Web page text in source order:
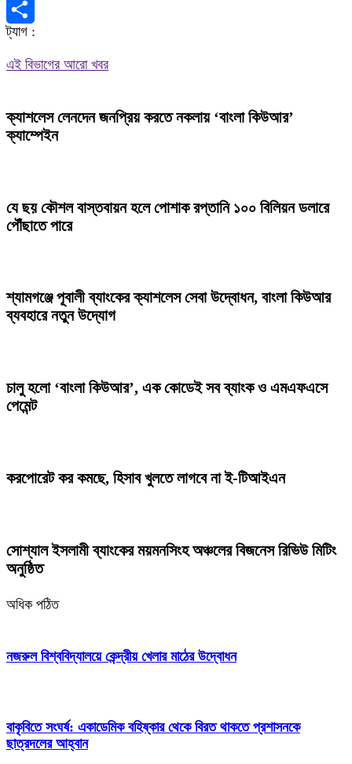
X
Share
ট্যাগ :
এই বিভাগের আরো খবর
ক্যাশলেস লেনদেন জনপ্রিয় করতে নকলায় ‘বাংলা কিউআর’
ক্যাম্পেইন
যে ছয় কৌশল বাস্তবায়ন হলে পোশাক রপ্তানি ১০০ বিলিয়ন ডলারে
পৌঁছাতে পারে
শ্যামগঞ্জে পূবালী ব্যাংকের ক্যাশলেস সেবা উদ্বোধন, বাংলা কিউআর
ব্যবহারে নতুন উদ্যোগ
চালু হলো ‘বাংলা কিউআর’, এক কোডেই সব ব্যাংক ও এমএফএসে
পেমেন্ট
করপোরেট কর কমছে, হিসাব খুলতে লাগবে না ই-টিআইএন
সোশ্যাল ইসলামী ব্যাংকের ময়মনসিংহ অঞ্চলের বিজনেস রিভিউ মিটিং
অনুষ্ঠিত
অধিক পঠিত
নজরুল বিশ্ববিদ্যালয়ে কেন্দ্রীয় খেলার মাঠের উদ্বোধন
বাকৃবিতে সংঘর্ষ: একাডেমিক বহিষ্কার থেকে বিরত থাকতে প্রশাসনকে
ছাত্রদলের আহ্বান